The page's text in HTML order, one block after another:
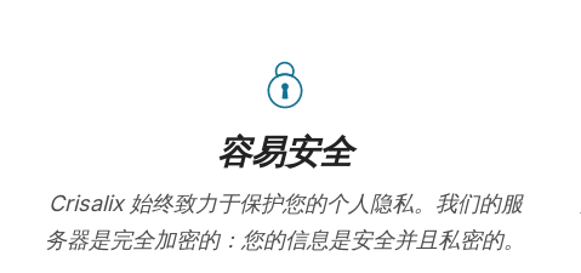
容易安全
Crisalix 始终致力于保护您的个人隐私。我们的服
务器是完全加密的：您的信息是安全并且私密的。